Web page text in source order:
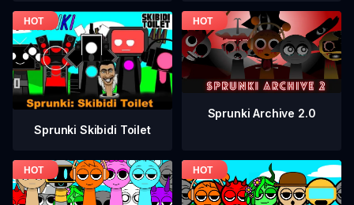
Sprunki Skibidi Toilet
Sprunki Archive 2.0